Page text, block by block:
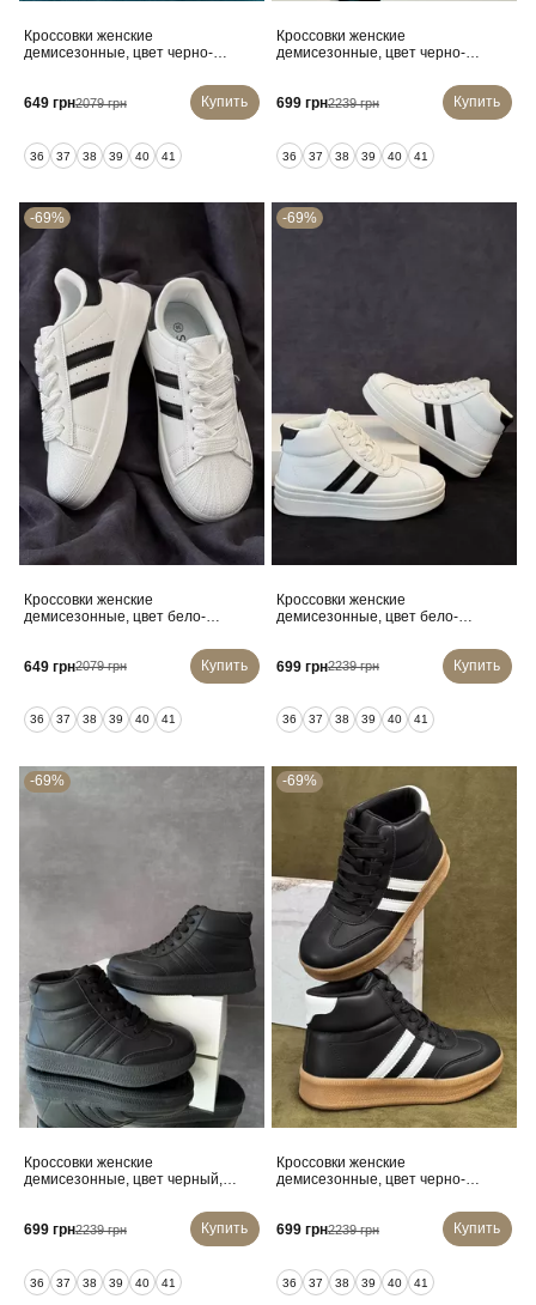
Кроссовки женские
демисезонные, цвет черно-
649 грн2079 грн Купить
36 37 38 39 40 41
Кроссовки женские
демисезонные, цвет черно-
699 грн2239 грн Купить
36 37 38 39 40 41
-69%
Кроссовки женские
демисезонные, цвет бело-
649 грн2079 грн Купить
36 37 38 39 40 41
-69%
Кроссовки женские
демисезонные, цвет бело-
699 грн2239 грн Купить
36 37 38 39 40 41
-69%
Кроссовки женские
демисезонные, цвет черный,
699 грн2239 грн Купить
36 37 38 39 40 41
-69%
Кроссовки женские
демисезонные, цвет черно-
699 грн2239 грн Купить
36 37 38 39 40 41